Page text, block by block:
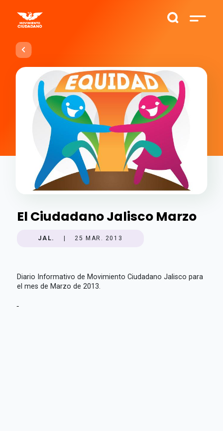
El Ciudadano Jalisco Marzo
JAL. 25 MAR. 2013
Diario Informativo de Movimiento Ciudadano Jalisco para
el mes de Marzo de 2013.